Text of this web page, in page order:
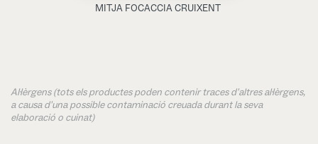
MITJA FOCACCIA CRUIXENT
Al·lèrgens (tots els productes poden contenir traces d'altres al·lèrgens,
a causa d'una possible contaminació creuada durant la seva
elaboració o cuinat)